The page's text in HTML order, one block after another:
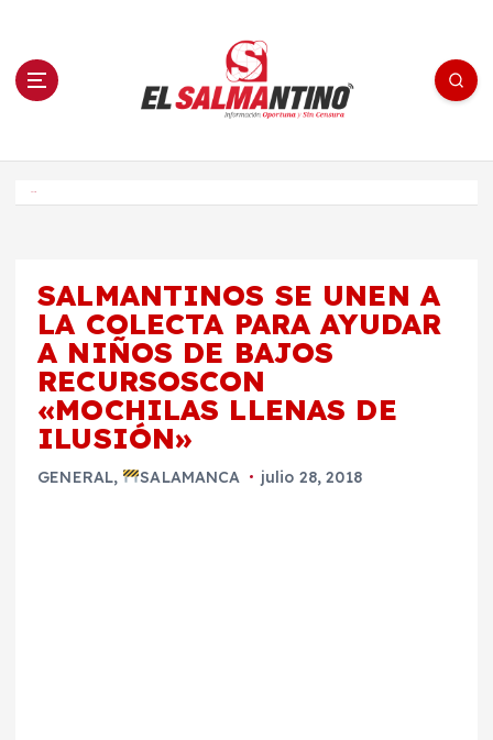
n El Salmantino - medios/noticias/editorial
SALMANTINOS SE UNEN A
LA COLECTA PARA AYUDAR
A NIÑOS DE BAJOS
RECURSOSCON
«MOCHILAS LLENAS DE
ILUSIÓN»
GENERAL, SALAMANCA julio 28, 2018